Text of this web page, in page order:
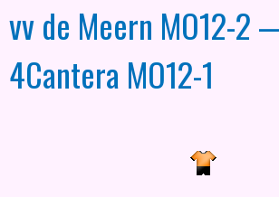
vv de Meern MO12-2
4Cantera MO12-1